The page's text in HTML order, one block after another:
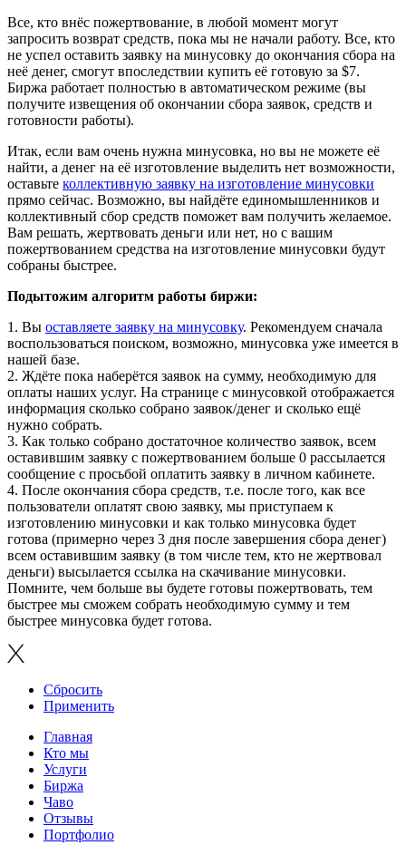
Все, кто внёс пожертвование, в любой момент могут
запросить возврат средств, пока мы не начали работу. Все, кто
не успел оставить заявку на минусовку до окончания сбора на
неё денег, смогут впоследствии купить её готовую за $7.
Биржа работает полностью в автоматическом режиме (вы
получите извещения об окончании сбора заявок, средств и
готовности работы).
Итак, если вам очень нужна минусовка, но вы не можете её
найти, а денег на её изготовление выделить нет возможности,
оставьте коллективную заявку на изготовление минусовки
прямо сейчас. Возможно, вы найдёте единомышленников и
коллективный сбор средств поможет вам получить желаемое.
Вам решать, жертвовать деньги или нет, но с вашим
пожертвованием средства на изготовление минусовки будут
собраны быстрее.
Подытожим алгоритм работы биржи:
1. Вы оставляете заявку на минусовку. Рекомендуем сначала
воспользоваться поиском, возможно, минусовка уже имеется в
нашей базе.
2. Ждёте пока наберётся заявок на сумму, необходимую для
оплаты наших услуг. На странице с минусовкой отображается
информация сколько собрано заявок/денег и сколько ещё
нужно собрать.
3. Как только собрано достаточное количество заявок, всем
оставившим заявку с пожертвованием больше 0 рассылается
сообщение с просьбой оплатить заявку в личном кабинете.
4. После окончания сбора средств, т.е. после того, как все
пользователи оплатят свою заявку, мы приступаем к
изготовлению минусовки и как только минусовка будет
готова (примерно через 3 дня после завершения сбора денег)
всем оставившим заявку (в том числе тем, кто не жертвовал
деньги) высылается ссылка на скачивание минусовки.
Помните, чем больше вы будете готовы пожертвовать, тем
быстрее мы сможем собрать необходимую сумму и тем
быстрее минусовка будет готова.
Сбросить
Применить
Главная
Кто мы
Услуги
Биржа
Чаво
Отзывы
Портфолио